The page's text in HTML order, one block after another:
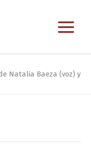
Natalia Baeza (voz) y